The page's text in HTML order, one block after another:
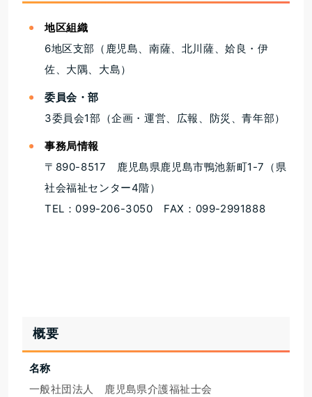
地区組織
6地区支部（鹿児島、南薩、北川薩、姶良・伊
佐、大隅、大島）
委員会・部
3委員会1部（企画・運営、広報、防災、青年部）
事務局情報
〒890-8517 鹿児島県鹿児島市鴨池新町1-7（県
社会福祉センター4階）
TEL：099-206-3050 FAX：099-2991888
概要
名称
一般社団法人　鹿児島県介護福祉士会